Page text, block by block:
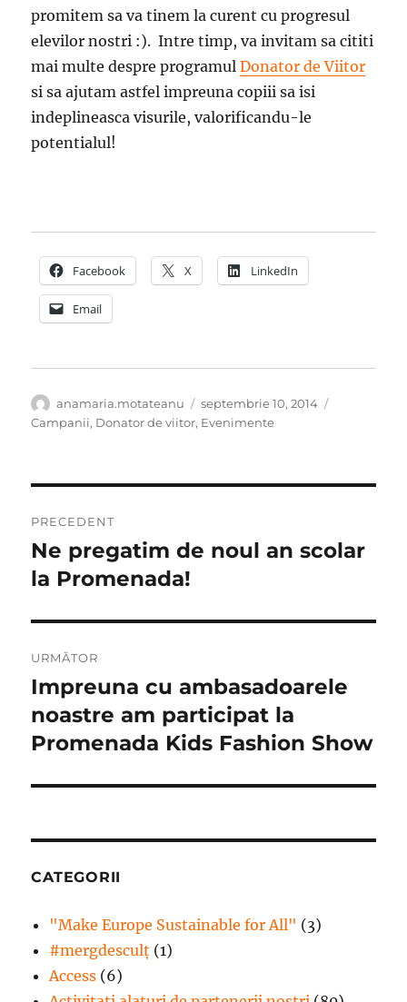
promitem sa va tinem la curent cu progresul
elevilor nostri :). Intre timp, va invitam sa cititi
mai multe despre programulDonator de Viitor
si sa ajutam astfel impreuna copiii sa isi
indeplineasca visurile, valorificandu-le
potentialul!
Facebook X LinkedIn
Email
Autor
anamaria.motateanu
Publicat
pe
septembrie 10, 2014
Campanii, Donator de viitor, Evenimente
în
articole
PRECEDENT
Articolul
anterior:
Ne pregatim de noul an scolar
la Promenada!
URMĂTOR
Articolul
următor:
Impreuna cu ambasadoarele
noastre am participat la
Promenada Kids Fashion Show
CATEGORII
"Make Europe Sustainable for All" (3)
#mergdesculţ (1)
Access (6)